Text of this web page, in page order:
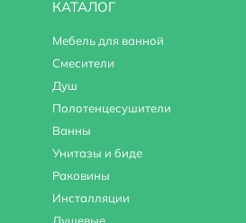
КАТАЛОГ
Мебель для ванной
Смесители
Душ
Полотенцесушители
Ванны
Унитазы и биде
Раковины
Инсталляции